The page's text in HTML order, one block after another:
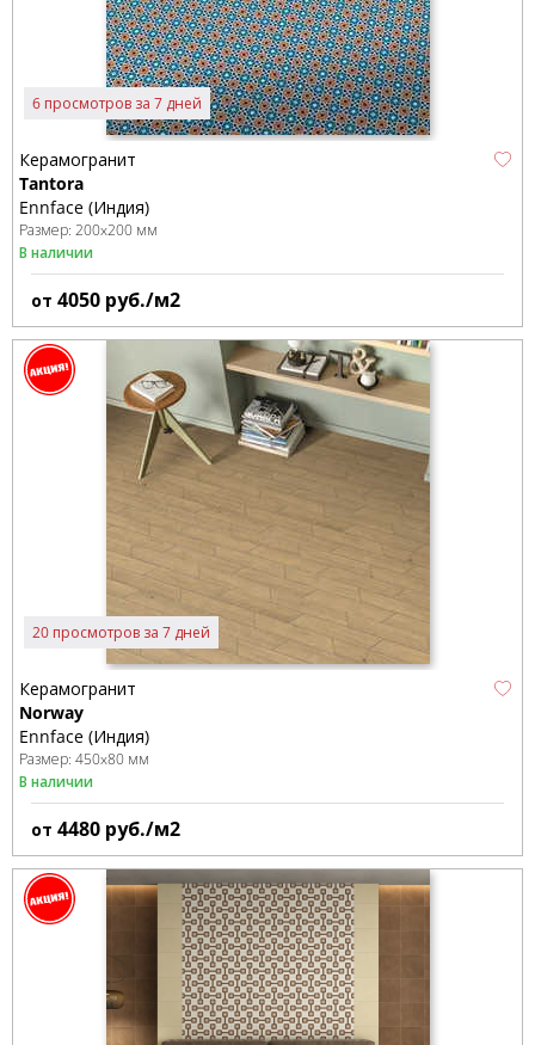
6 просмотров за 7 дней
Керамогранит
Tantora
Ennface (Индия)
Размер: 200x200 мм
В наличии
от 4050 руб./м2
20 просмотров за 7 дней
Керамогранит
Norway
Ennface (Индия)
Размер: 450x80 мм
В наличии
от 4480 руб./м2